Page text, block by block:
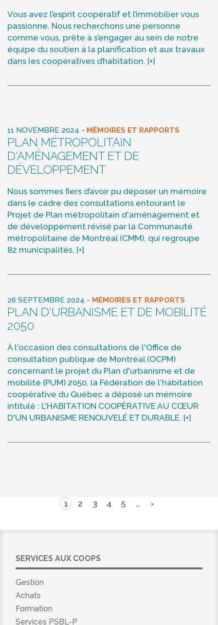
Vous avez l’esprit coopératif et l’immobilier vous
passionne. Nous recherchons une personne
comme vous, prête à s’engager au sein de notre
équipe du soutien à la planification et aux travaux
dans les coopératives d’habitation. [+]
11 NOVEMBRE 2024 - MÉMOIRES ET RAPPORTS
PLAN MÉTROPOLITAIN
D'AMÉNAGEMENT ET DE
DÉVELOPPEMENT
Nous sommes fiers d’avoir pu déposer un mémoire
dans le cadre des consultations entourant le
Projet de Plan métropolitain d'aménagement et
de développement révisé par la Communauté
métropolitaine de Montréal (CMM), qui regroupe
82 municipalités. [+]
26 SEPTEMBRE 2024 - MÉMOIRES ET RAPPORTS
PLAN D'URBANISME ET DE MOBILITÉ
2050
À l'occasion des consultations de l'Office de
consultation publique de Montréal (OCPM)
concernant le projet du Plan d'urbanisme et de
mobilité (PUM) 2050, la Fédération de l'habitation
coopérative du Québec a déposé un mémoire
intitulé : L'HABITATION COOPÉRATIVE AU CŒUR
D'UN URBANISME RENOUVELÉ ET DURABLE. [+]
1 2 3 4 5 … ›
SERVICES AUX COOPS
Gestion
Achats
Formation
Services PSBL-P